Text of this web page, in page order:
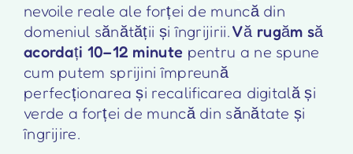
nevoile reale ale forței de muncă din
domeniul sănătății și îngrijirii.Vă rugăm să
acordați 10–12 minute pentru a ne spune
cum putem sprijini împreună
perfecționarea și recalificarea digitală și
verde a forței de muncă din sănătate și
îngrijire.